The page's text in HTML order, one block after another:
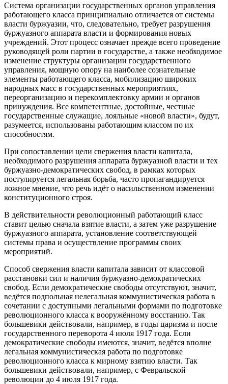
Система организации государственных органов управления
работающего класса принципиально отличается от системы
власти буржуазии, что, следовательно, требует разрушения
буржуазного аппарата власти и формирования новых
учреждений. Этот процесс означает прежде всего проведение
руководящей роли партии в государстве, а также необходимое
изменение структуры организации государственного
управления, мощную опору на наиболее сознательные
элементы работающего класса, мобилизацию широких
народных масс в государственных мероприятиях,
переорганизацию и перекомплектовку армии и органов
принуждения. Все компетентные, достойные, честные
государственные служащие, лояльные «новой власти», будут,
разумеется, использованы работающим классом по их
способностям.
При сопоставлении цели свержения власти капитала,
необходимого разрушения аппарата буржуазной власти и тех
буржуазно-демократических свобод, в рамках которых
постулируется легальная борьба, часто пропагандируется
ложное мнение, что речь идёт о насильственном изменении
конституционного строя.
В действительности революционный работающий класс
ставит целью сначала взятие власти, а затем уже разрушение
буржуазного аппарата, установление соответствующей
системы права и осуществление программы своих
мероприятий.
Способ свержения власти капитала зависит от классовой
расстановки сил и наличия буржуазно-демократических
свобод. Если демократические свободы отсутствуют, значит,
ведётся подпольная нелегальная коммунистическая работа в
сочетании с доступными легальными формами по подготовке
революционного класса к вооружённому восстанию. Так
большевики действовали, например, в годы царизма и после
государственного переворота 4 июля 1917 года. Если
демократические свободы имеются, значит, ведётся вполне
легальная коммунистическая работа по подготовке
революционного класса к мирному взятию власти. Так
большевики действовали, например, с Февральской
революции до 4 июля 1917 года.